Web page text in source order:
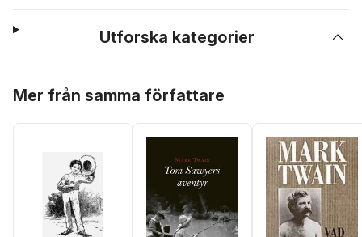
Utforska kategorier
Mer från samma författare